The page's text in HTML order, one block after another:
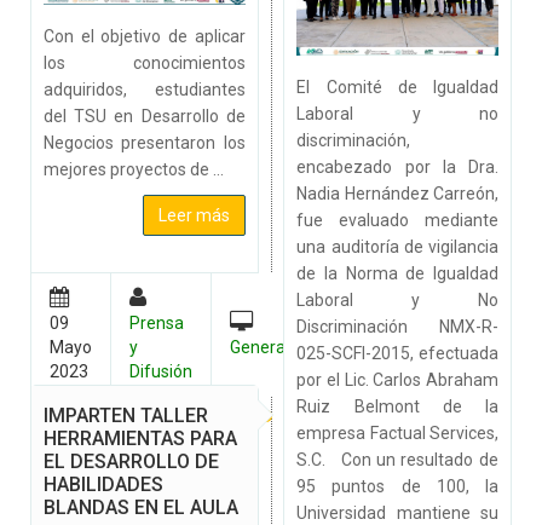
Con el objetivo de aplicar
los conocimientos
adquiridos, estudiantes
del TSU en Desarrollo de
Negocios presentaron los
mejores proyectos de ...
Leer más
09
Mayo
2023
Prensa
y
Difusión
General
El Comité de Igualdad
Laboral y no
discriminación,
encabezado por la Dra.
Nadia Hernández Carreón,
fue evaluado mediante
una auditoría de vigilancia
de la Norma de Igualdad
Laboral y No
Discriminación NMX-R-
025-SCFI-2015, efectuada
por el Lic. Carlos Abraham
Ruiz Belmont de la
empresa Factual Services,
S.C. Con un resultado de
95 puntos de 100, la
Universidad mantiene su
IMPARTEN TALLER
HERRAMIENTAS PARA
EL DESARROLLO DE
HABILIDADES
BLANDAS EN EL AULA